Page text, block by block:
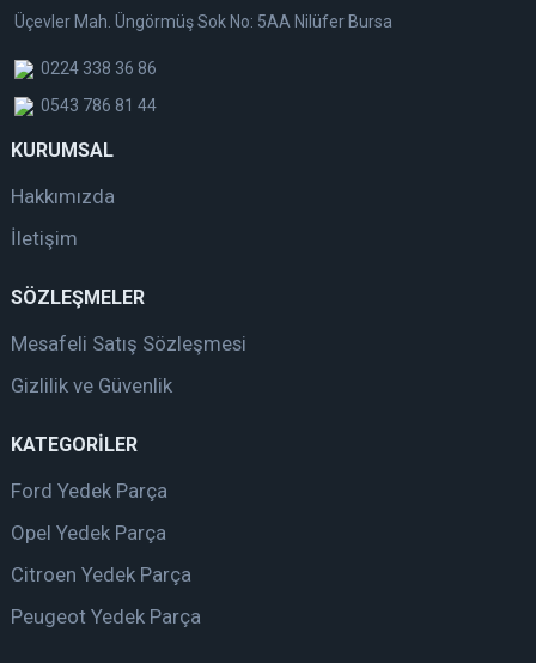
Üçevler Mah. Üngörmüş Sok No: 5AA Nilüfer Bursa
0224 338 36 86
0543 786 81 44
KURUMSAL
Hakkımızda
İletişim
SÖZLEŞMELER
Mesafeli Satış Sözleşmesi
Gizlilik ve Güvenlik
KATEGORİLER
Ford Yedek Parça
Opel Yedek Parça
Citroen Yedek Parça
Peugeot Yedek Parça